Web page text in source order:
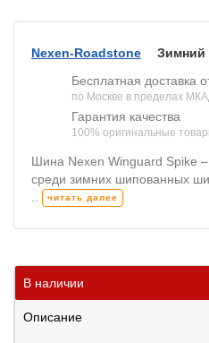
Nexen-Roadstone
Зимний
Бесплатная доставка
по Москве в пределах
Гарантия качества
100% оригинальные
Шина Nexen Winguard Spike –
среди зимних шипованных
читать далее
В наличии
Описание